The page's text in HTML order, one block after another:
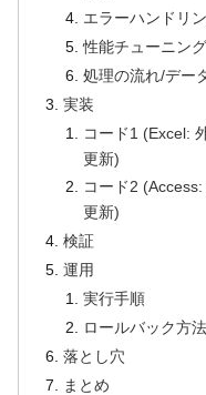
エラーハンドリ
性能チューニング
処理の流れ/デー
実装
コード1 (Excel:
更新)
コード2
更新)
検証
運用
実行手順
ロールバック方法
落とし穴
まとめ